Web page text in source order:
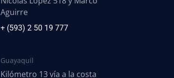
Aguirre
+ (593) 2 50 19 777
Guayaquil
Kilómetro 13 vía a la costa